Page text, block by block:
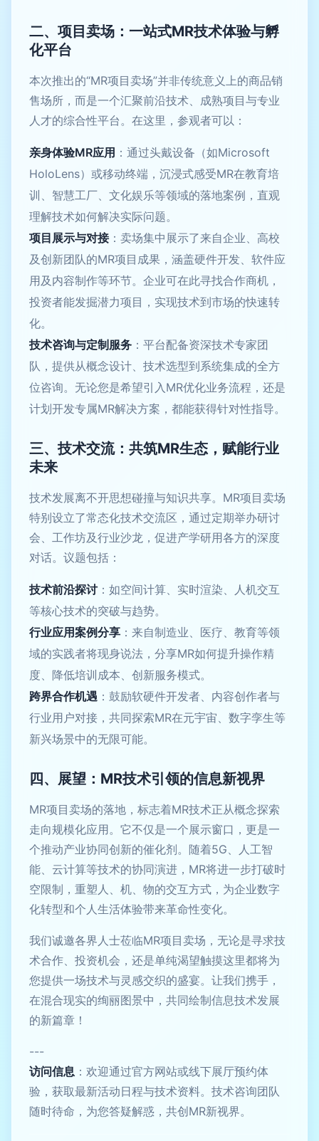
二、项目卖场：一站式MR技术体验与孵
化平台
本次推出的“MR项目卖场”并非传统意义上的商品销
售场所，而是一个汇聚前沿技术、成熟项目与专业
人才的综合性平台。在这里，参观者可以：
亲身体验MR应用 ：通过头戴设备（如Microsoft
HoloLens）或移动终端，沉浸式感受MR在教育培
训、智慧工厂、文化娱乐等领域的落地案例，直观
理解技术如何解决实际问题。
项目展示与对接：卖场集中展示了来自企业、高校
及创新团队的MR项目成果，涵盖硬件开发、软件应
用及内容制作等环节。企业可在此寻找合作商机，
投资者能发掘潜力项目，实现技术到市场的快速转
化。
技术咨询与定制服务 ：平台配备资深技术专家团
队，提供从概念设计、技术选型到系统集成的全方
位咨询。无论您是希望引入MR优化业务流程，还是
计划开发专属MR解决方案，都能获得针对性指导。
三、技术交流：共筑MR生态，赋能行业
未来
技术发展离不开思想碰撞与知识共享。MR项目卖场
特别设立了常态化技术交流区，通过定期举办研讨
会、工作坊及行业沙龙，促进产学研用各方的深度
对话。议题包括：
技术前沿探讨：如空间计算、实时渲染、人机交互
等核心技术的突破与趋势。
行业应用案例分享 ：来自制造业、医疗、教育等领
域的实践者将现身说法，分享MR如何提升操作精
度、降低培训成本、创新服务模式。
跨界合作机遇 ：鼓励软硬件开发者、内容创作者与
行业用户对接，共同探索MR在元宇宙、数字孪生等
新兴场景中的无限可能。
四、展望：MR技术引领的信息新视界
MR项目卖场的落地，标志着MR技术正从概念探索
走向规模化应用。它不仅是一个展示窗口，更是一
个推动产业协同创新的催化剂。随着5G、人工智
能、云计算等技术的协同演进，MR将进一步打破时
空限制，重塑人、机、物的交互方式，为企业数字
化转型和个人生活体验带来革命性变化。
我们诚邀各界人士莅临MR项目卖场，无论是寻求技
术合作、投资机会，还是单纯渴望触摸这里都将为
您提供一场技术与灵感交织的盛宴。让我们携手，
在混合现实的绚丽图景中，共同绘制信息技术发展
的新篇章！
---
访问信息 ：欢迎通过官方网站或线下展厅预约体
验，获取最新活动日程与技术资料。技术咨询团队
随时待命，为您答疑解惑，共创MR新视界。